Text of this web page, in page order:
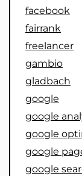
facebook
fairrank
freelancer
gambio
gladbach
google
google
google
google
google